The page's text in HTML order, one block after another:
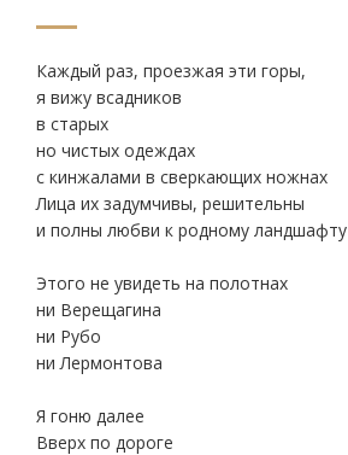
Каждый раз, проезжая эти горы,
я вижу всадников
в старых
но чистых одеждах
с кинжалами в сверкающих ножнах
Лица их задумчивы, решительны
и полны любви к родному ландшафту
Этого не увидеть на полотнах
ни Верещагина
ни Рубо
ни Лермонтова
Я гоню далее
Вверх по дороге